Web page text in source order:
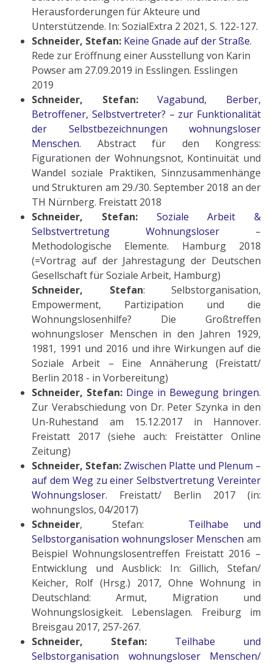
Herausforderungen für Akteure und
Unterstützende. In: SozialExtra 2 2021, S. 122-127.
Schneider, Stefan: Keine Gnade auf der Straße.
Rede zur Eröffnung einer Ausstellung von Karin
Powser am 27.09.2019 in Esslingen. Esslingen
2019
Schneider, Stefan:Vagabund, Berber,
Betroffener, Selbstvertreter? – zur Funktionalität
der Selbstbezeichnungen wohnungsloser
Menschen. Abstract für den Kongress:
Figurationen der Wohnungsnot, Kontinuität und
Wandel soziale Praktiken, Sinnzusammenhänge
und Strukturen am 29./30. September 2018 an der
TH Nürnberg. Freistatt 2018
Schneider, Stefan: Soziale Arbeit &
Selbstvertretung Wohnungsloser –
Methodologische Elemente. Hamburg 2018
(=Vortrag auf der Jahrestagung der Deutschen
Gesellschaft für Soziale Arbeit, Hamburg)
Schneider, Stefan: Selbstorganisation,
Empowerment, Partizipation und die
Wohnungslosenhilfe? Die Großtreffen
wohnungsloser Menschen in den Jahren 1929,
1981, 1991 und 2016 und ihre Wirkungen auf die
Soziale Arbeit – Eine Annäherung (Freistatt/
Berlin 2018 - in Vorbereitung)
Schneider, Stefan: Dinge in Bewegung bringen.
Zur Verabschiedung von Dr. Peter Szynka in den
Un-Ruhestand am 15.12.2017 in Hannover.
Freistatt 2017 (siehe auch: Freistätter Online
Zeitung)
Schneider, Stefan: Zwischen Platte und Plenum –
auf dem Weg zu einer Selbstvertretung Vereinter
Wohnungsloser. Freistatt/ Berlin 2017 (in:
wohnungslos, 04/2017)
Schneider, Stefan: Teilhabe und
Selbstorganisation wohnungsloser Menschen am
Beispiel Wohnungslosentreffen Freistatt 2016 –
Entwicklung und Ausblick: In: Gillich, Stefan/
Keicher, Rolf (Hrsg.) 2017, Ohne Wohnung in
Deutschland: Armut, Migration und
Wohnungslosigkeit. Lebenslagen. Freiburg im
Breisgau 2017, 257-267.
Schneider, Stefan:
Teilhabe und
Selbstorganisation wohnungsloser Menschen/